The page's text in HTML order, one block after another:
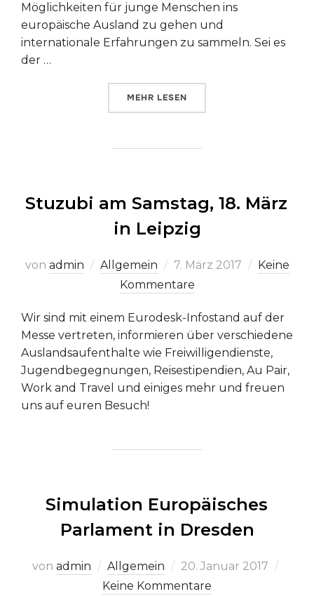
Möglichkeiten für junge Menschen ins
europäische Ausland zu gehen und
internationale Erfahrungen zu sammeln. Sei es
der …
MEHR ÜBER „30 JAHRE ERASMUS“
LESEN
Stuzubi am Samstag, 18. März
in Leipzig
von admin Allgemein
Veröffentlicht
am
7. März 2017
Keine
Kommentare
Wir sind mit einem Eurodesk-Infostand auf der
Messe vertreten, informieren über verschiedene
Auslandsaufenthalte wie Freiwilligendienste,
Jugendbegegnungen, Reisestipendien, Au Pair,
Work and Travel und einiges mehr und freuen
uns auf euren Besuch!
Simulation Europäisches
Parlament in Dresden
von admin Allgemein
Veröffentlicht
am
20. Januar 2017
Keine Kommentare